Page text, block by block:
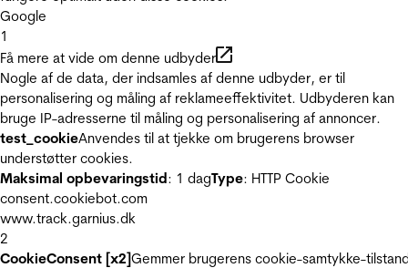
Google
1
Få mere at vide om denne udbyder
Nogle af de data, der indsamles af denne udbyder, er til
personalisering og måling af reklameeffektivitet. Udbyderen kan
bruge IP-adresserne til måling og personalisering af annoncer.
test_cookieAnvendes til at tjekke om brugerens browser
understøtter cookies.
Maksimal opbevaringstid: 1 dagType: HTTP Cookie
consent.cookiebot.com
www.track.garnius.dk
2
CookieConsent [x2]Gemmer brugerens cookie-samtykke-